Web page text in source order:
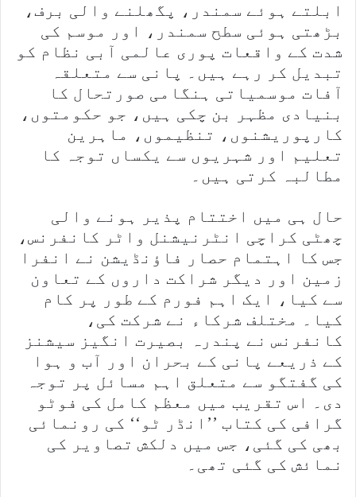
ابلتے ہوئے سمندر، پگھلنے والی برف،
بڑھتی ہوئی سطح سمندر، اور موسم کی
شدت کے واقعات پوری عالمی آبی نظام کو
تبدیل کر رہے ہیں۔ پانی سے متعلقہ
آفات موسمیاتی ہنگامی صورتحال کا
بنیادی مظہر بن چکی ہیں، جو حکومتوں،
کارپوریشنوں، تنظیموں، ماہرین
تعلیم اور شہریوں سے یکساں توجہ کا
مطالبہ کرتی ہیں۔
حال ہی میں اختتام پذیر ہونے والی
چھٹی کراچی انٹرنیشنل واٹر کانفرنس،
جس کا اہتمام حصار فاؤنڈیشن نے انفرا
زمین اور دیگر شراکت داروں کے تعاون
سے کیا، ایک اہم فورم کے طور پر کام
کیا۔ مختلف شرکاء نے شرکت کی،
کانفرنس نے پندرہ بصیرت انگیز سیشنز
کے ذریعے پانی کے بحران اور آب و ہوا
کی گفتگو سے متعلق اہم مسائل پر توجہ
دی۔ اس تقریب میں معظم کامل کی فوٹو
گرافی کی کتاب ’’انڈر ٹو‘‘ کی رونمائی
بھی کی گئی، جس میں دلکش تصاویر کی
نمائش کی گئی تھی۔